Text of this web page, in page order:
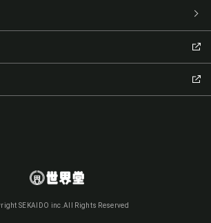
SEKAIDO inc.All Rights Reserved